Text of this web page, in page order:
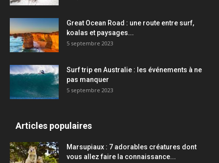
Great Ocean Road : une route entre surf,
koalas et paysages...
5 septembre 2023
Surf trip en Australie : les événements à ne
pas manquer
5 septembre 2023
Articles populaires
Marsupiaux : 7 adorables créatures dont
vous allez faire la connaissance...